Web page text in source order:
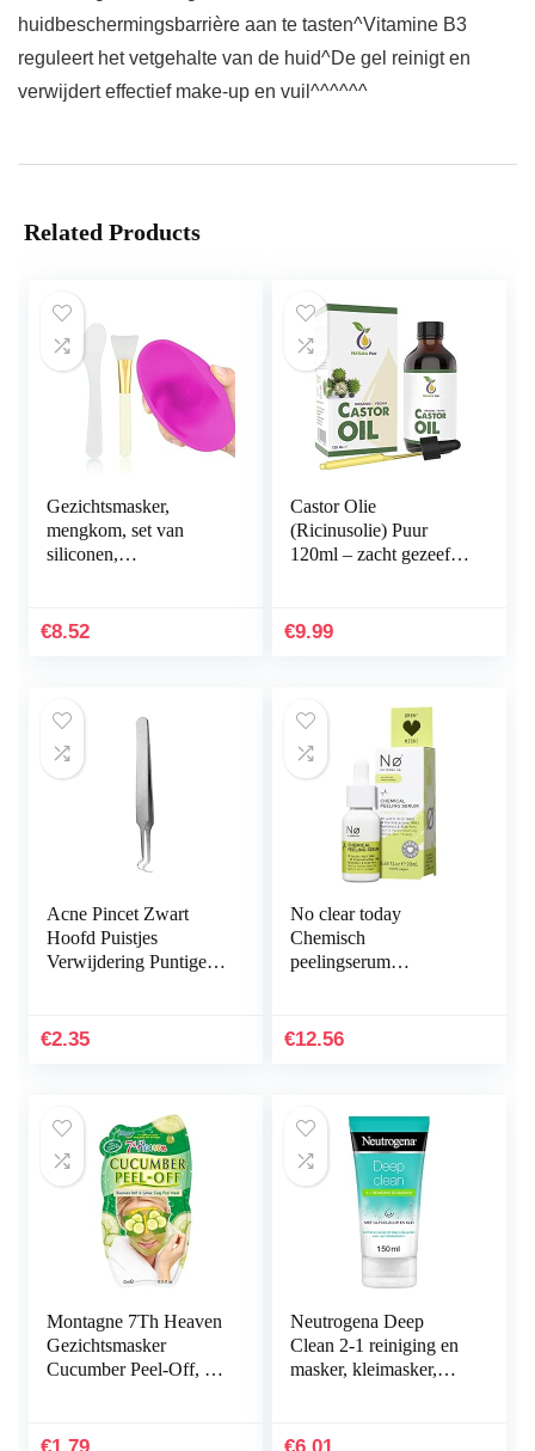
huidbeschermingsbarrière aan te tasten^Vitamine B3
reguleert het vetgehalte van de huid^De gel reinigt en
verwijdert effectief make-up en vuil^^^^^^
Related Products
Gezichtsmasker,
mengkom, set van
siliconen,
spatel, kleimasker…
€8.52
Castor Olie
(Ricinusolie) Puur
120ml – zacht gezeefd
natuurlijk serum
€9.99
Acne Pincet Zwart
Hoofd Puistjes
Verwijdering Puntige
Gereedschap Mee-eter
€2.35
No clear today
Chemisch
peelingserum
vermindert roodheid en
€12.56
Montagne 7Th Heaven
Gezichtsmasker
Cucumber Peel-Off, 10
Neutrogena Deep
Clean 2-1 reiniging en
masker, kleimasker,
gezichtsmasker met…